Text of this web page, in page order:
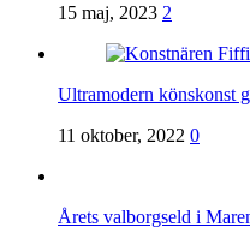
15 maj, 2023 2
Ultramodern könskonst
11 oktober, 2022 0
Årets valborgseld i